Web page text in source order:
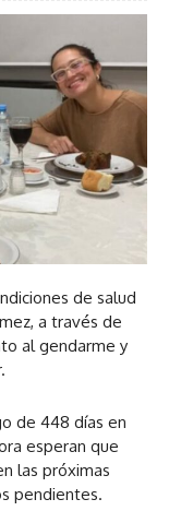
de salud
a través de
al gendarme y
de 448 días en
esperan que
las próximas
pendientes.